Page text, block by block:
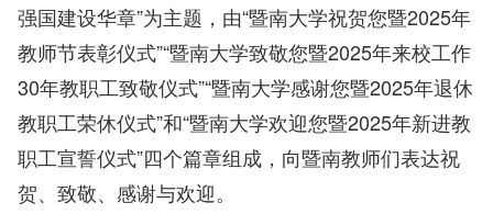
强国建设华章”为主题，由“暨南大学祝贺您暨2025年
教师节表彰仪式”“暨南大学致敬您暨2025年来校工作
30年教职工致敬仪式”“暨南大学感谢您暨2025年退休
教职工荣休仪式”和“暨南大学欢迎您暨2025年新进教
职工宣誓仪式”四个篇章组成，向暨南教师们表达祝
贺、致敬、感谢与欢迎。